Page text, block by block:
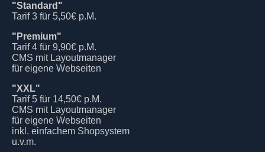
"Standard"
Tarif 3 für 5,50€ p.M.
"Premium"
Tarif 4 für 9,90€ p.M.
CMS mit Layoutmanager
für eigene Webseiten
"XXL"
Tarif 5 für 14,50€ p.M.
CMS mit Layoutmanager
für eigene Webseiten
inkl. einfachem Shopsystem
u.v.m.